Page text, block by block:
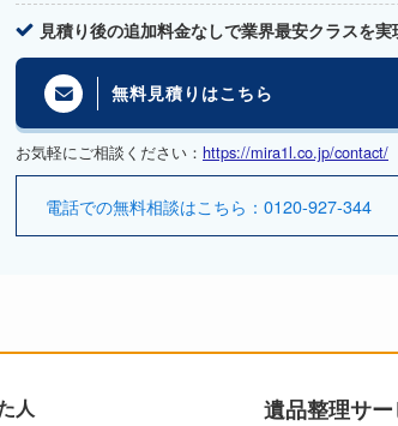
見積り後の追加料金なしで業界最安クラスを実
無料見積りはこちら
お気軽にご相談ください： https://mira1l.co.jp/contact/
電話での無料相談はこちら：0120-927-344
人 遺品整理サ